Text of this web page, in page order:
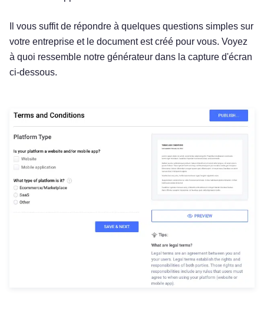
Il vous suffit de répondre à quelques questions simples sur
votre entreprise et le document est créé pour vous. Voyez
à quoi ressemble notre générateur dans la capture d'écran
ci-dessous.